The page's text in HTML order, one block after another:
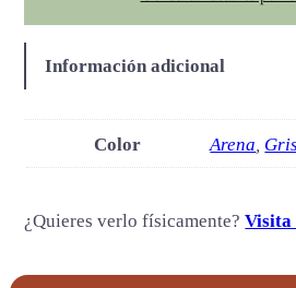
a
t
i
a
Información adicional
Color Arena,
¿Quieres verlo físicamente?Visita